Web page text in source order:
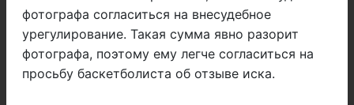
фотографа согласиться на внесудебное
урегулирование. Такая сумма явно разорит
фотографа, поэтому ему легче согласиться на
просьбу баскетболиста об отзыве иска.